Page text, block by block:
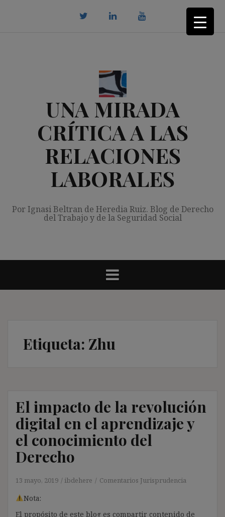
UNA MIRADA
CRÍTICA A LAS
RELACIONES
LABORALES
Por Ignasi Beltran de Heredia Ruiz. Blog de Derecho
del Trabajo y de la Seguridad Social
Etiqueta: Zhu
El impacto de la revolución
digital en el aprendizaje y
el conocimiento del
Derecho
13 mayo, 2019 ibdehere Comentarios Jurisprudencia
Nota:
El propósito de este blog es compartir contenido de